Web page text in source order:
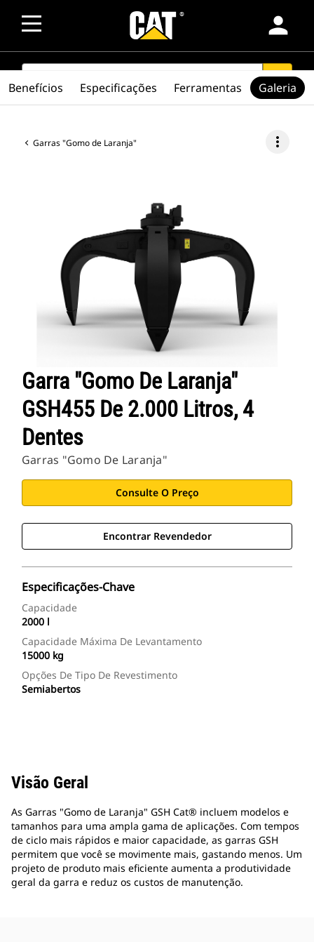
person
SEARCH search
Garras "Gomo de Laranja" more_vert
Garra "Gomo De Laranja"
GSH455 De 2.000 Litros, 4
Dentes
Garras "Gomo De Laranja"
Consulte O Preço
Encontrar Revendedor
Especificações-Chave
Capacidade
2000 l
Capacidade Máxima De Levantamento
15000 kg
Opções De Tipo De Revestimento
Semiabertos
Benefícios Especificações Ferramentas Galeria
Visão Geral
As Garras "Gomo de Laranja" GSH Cat® incluem modelos e
tamanhos para uma ampla gama de aplicações. Com tempos
de ciclo mais rápidos e maior capacidade, as garras GSH
permitem que você se movimente mais, gastando menos. Um
projeto de produto mais eficiente aumenta a produtividade
geral da garra e reduz os custos de manutenção.